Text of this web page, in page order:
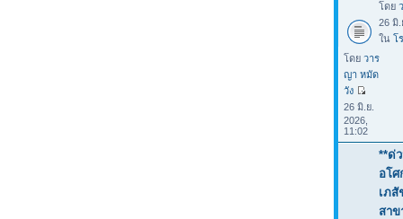
โดย
26 มิ.
ใน โ
โดย วาร
ญา หมัด
วัง
26 มิ.ย.
2026,
11:02
**ด่
อโ
เภสั
สาข